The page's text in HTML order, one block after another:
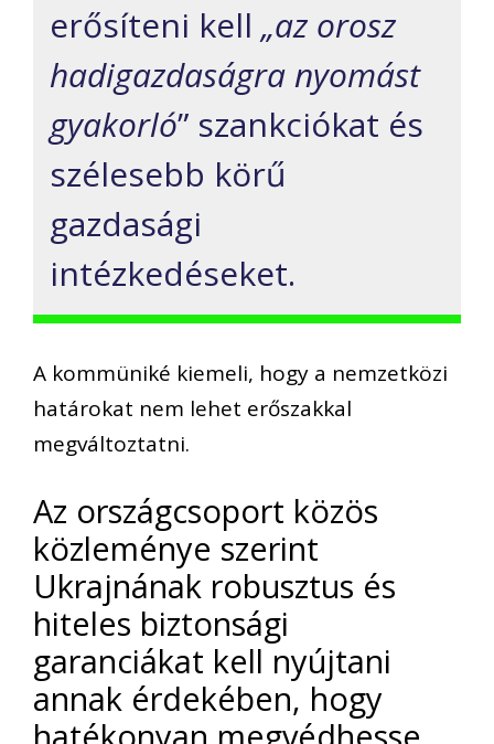
erősíteni kell „az orosz
hadigazdaságra nyomást
gyakorló” szankciókat és
szélesebb körű
gazdasági
intézkedéseket.
A kommüniké kiemeli, hogy a nemzetközi
határokat nem lehet erőszakkal
megváltoztatni.
Az országcsoport közös
közleménye szerint
Ukrajnának robusztus és
hiteles biztonsági
garanciákat kell nyújtani
annak érdekében, hogy